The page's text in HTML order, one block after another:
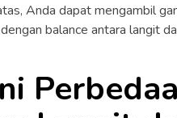
Anda dapat mengambil
balance antara langit